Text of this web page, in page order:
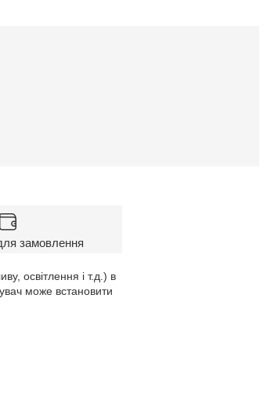
замовлення
освітлення і т.д.) в
може встановити